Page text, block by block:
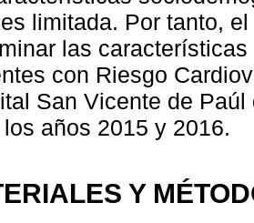
limitada. Por tanto,
las
con Riesgo
San Vicente de
años 2015 y 2016.
Y